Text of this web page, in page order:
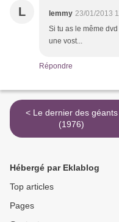
L lemmy 23/01/2013
Si tu as le même
une vost...
Répondre
< Le dernier des géants
(1976)
Hébergé par Eklablog
Top articles
Pages